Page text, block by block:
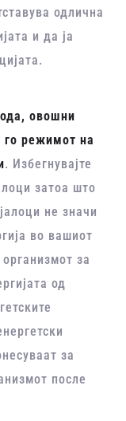
одлична
и да ја
овошни
го режимот на
. Избегнувајте
затоа што
не значи
во вашиот
за
од
за
после